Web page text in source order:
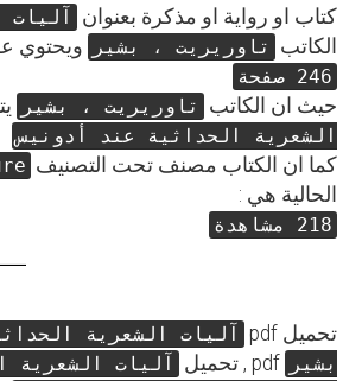
كتاب او رواية او مذكرة بعنوان آليات
الكاتب
تاوريريت ، بشير ويحتوي
246 صفحة
حيث ان الكاتب تاوريريت ، بشير
الشعرية الحداثية عند أدونيس
كما ان الكتاب مصنف تحت التصنيف
الحالية هي :
218 مشاهدة
تحميل pdf آليات الشعرية
بشير
آليات الشعرية